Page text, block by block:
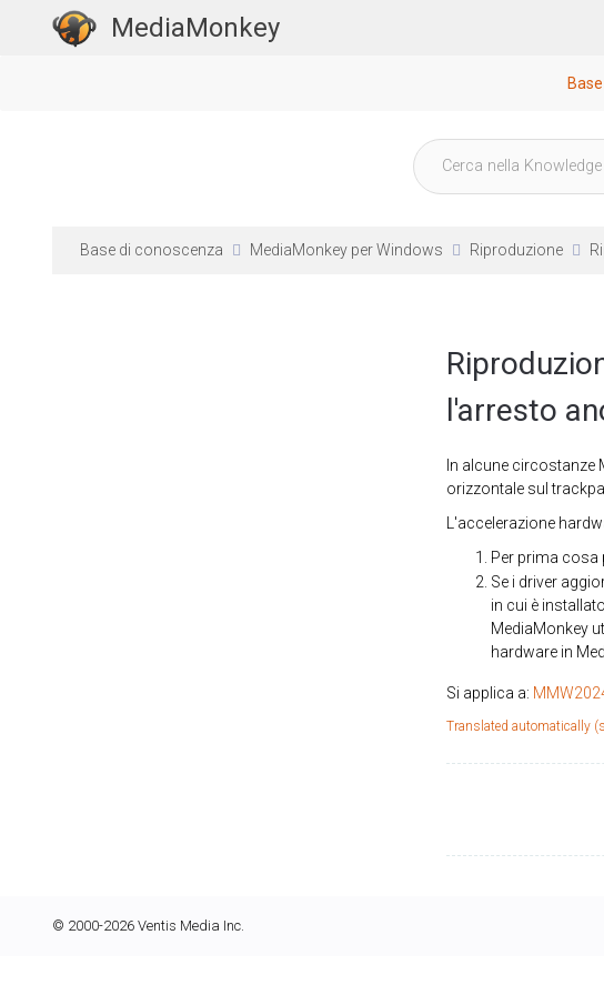
MediaMonkey
Base di conoscenza MediaMonkey per Windows Riproduzione
l'arresto
In alcune circostanze
orizzontale sul
L'accelerazione
Per prima cosa
Se i driver
in cui è
MediaMonkey
hardware in
Si applica a:
Translated automatically
© 2000-2026 Ventis Media Inc.